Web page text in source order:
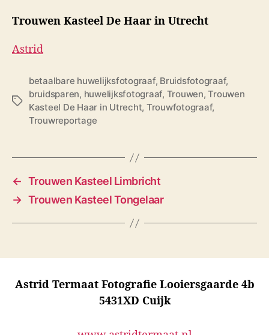
Trouwen Kasteel De Haar in Utrecht
Astrid
T
betaalbare huwelijksfotograaf, Bruidsfotograaf,
bruidsparen, huwelijksfotograaf, Trouwen,Trouwen
Kasteel De Haar in Utrecht, Trouwfotograaf,
Trouwreportage
← Trouwen Kasteel Limbricht
→ Trouwen Kasteel Tongelaar
Astrid Termaat Fotografie Looiersgaarde 4b
5431XD Cuijk